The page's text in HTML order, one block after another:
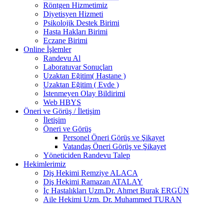
Röntgen Hizmetimiz
Diyetisyen Hizmeti
Psikolojik Destek Birimi
Hasta Hakları Birimi
Eczane Birimi
Online İşlemler
Randevu Al
Laboratuvar Sonuçları
Uzaktan Eğitim( Hastane )
Uzaktan Eğitim ( Evde )
İstenmeyen Olay Bildirimi
Web HBYS
Öneri ve Görüş / İletişim
İletişim
Öneri ve Görüş
Personel Öneri Görüş ve Şikayet
Vatandaş Öneri Görüş ve Şikayet
Yöneticiden Randevu Talep
Hekimlerimiz
Diş Hekimi Remziye ALACA
Diş Hekimi Ramazan ATALAY
İç Hastalıkları Uzm.Dr. Ahmet Burak ERGÜN
Aile Hekimi Uzm. Dr. Muhammed TURAN